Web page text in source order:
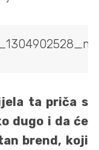
ta priča s
dugo i da će
brend, koji